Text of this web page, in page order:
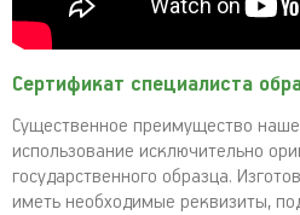
Сертификат специалиста
Существенное преимущество
использование исключительно
государственного образца.
иметь необходимые реквизиты,